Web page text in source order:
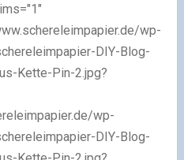
wp-
DIY-Blog-
Kette-Pin-2.jpg?
wp-
DIY-Blog-